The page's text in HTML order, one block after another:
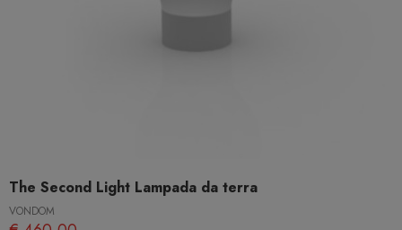
The Second Light Lampada da terra
VONDOM